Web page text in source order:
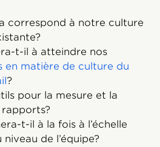
correspond à notre culture
t-il à atteindre nos
en matière de culture du
?
pour la mesure et la
t-il à la fois à l’échelle
de l’équipe?